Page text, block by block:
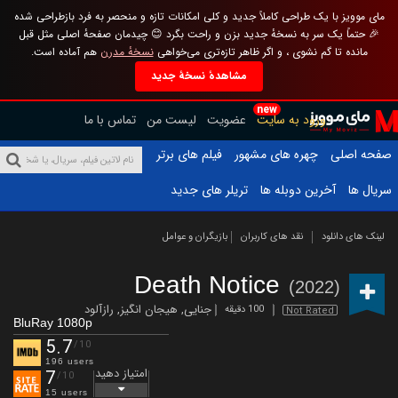
مای موویز با یک طراحی کاملاً جدید و کلی امکانات تازه و منحصر به فرد بازطراحی شده
🎉 حتماً یک سر به نسخهٔ جدید بزن و راحت بگرد 😊 چیدمان صفحهٔ اصلی مثل قبل
مانده تا گم نشوی ، و اگر ظاهر تازه‌تری می‌خواهینسخهٔ مدرن هم آماده است.
مشاهدهٔ نسخهٔ جدید
new
ورود به سایت عضویت لیست من تماس با ما
صفحه اصلی
چهره های مشهور
فیلم های برتر
سریال ها
آخرین دوبله ها تریلر های جدید
لینک های دانلود نقد های کاربران بازیگران و عوامل
Death Notice (2022)
Not Rated 100 دقیقه جنایی, هیجان انگیز, رازآلود
BluRay 1080p
5.7/10
196 users
7/10
15 users
امتیاز دهید